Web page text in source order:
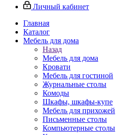
Личный кабинет
Главная
Каталог
Мебель для дома
Назад
Мебель для дома
Кровати
Мебель для гостиной
Журнальные столы
Комоды
Шкафы, шкафы-купе
Мебель для прихожей
Письменные столы
Компьютерные столы